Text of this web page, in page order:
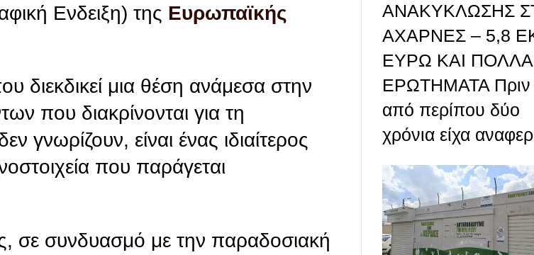
Ενδειξη) της Ευρωπαϊκής
διεκδικεί μια θέση ανάμεσα στην
που διακρίνονται για τη
γνωρίζουν, είναι ένας ιδιαίτερος
που παράγεται
σε συνδυασμό με την παραδοσιακή
ΑΝΑΚΥΚΛΩΣΗΣ
ΑΧΑΡΝΕΣ – 5,8
ΕΥΡΩ ΚΑΙ ΠΟΛΛΑ
ΕΡΩΤΗΜΑΤΑ Πριν
από περίπου δύο
χρόνια είχα